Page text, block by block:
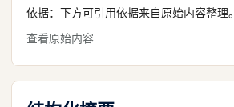
依据：下方可引用依据来自原始内容整理。
查看原始内容